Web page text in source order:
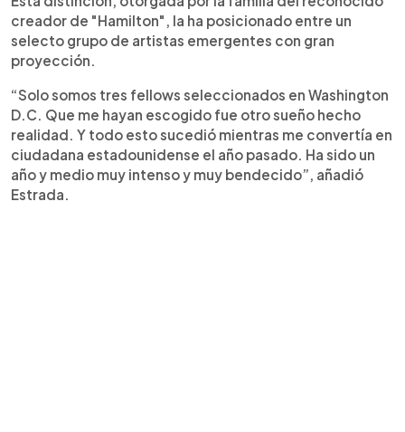
creador de "Hamilton", la ha posicionado entre un
selecto grupo de artistas emergentes con gran
proyección.
“Solo somos tres fellows seleccionados en Washington
D.C. Que me hayan escogido fue otro sueño hecho
realidad. Y todo esto sucedió mientras me convertía en
ciudadana estadounidense el año pasado. Ha sido un
año y medio muy intenso y muy bendecido”, añadió
Estrada.